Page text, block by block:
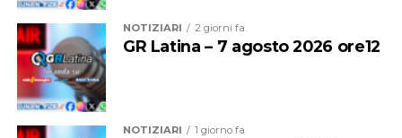
Nel 2025 Alessandro ha inoltre conseguito la
federale di Allenatore, che gli consente di guidare
formazioni d’Eccellenza e squadre senior fino alla Serie
B Nazionale, un ulteriore tassello nel suo percorso di
crescita tecnica.
NOTIZIARI 2 giorni fa
GR Latina – 7 agosto 2026 ore12
NOTIZIARI 1 giorno fa